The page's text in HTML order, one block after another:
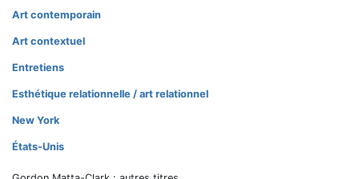
Art contemporain
Art contextuel
Entretiens
Esthétique relationnelle / art relationnel
New York
États-Unis